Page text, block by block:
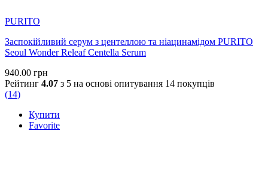
PURITO
Заспокійливий серум з центеллою та ніацинамідом PURITO
Seoul Wonder Releaf Centella Serum
940.00 грн
Рейтинг 4.07 з 5 на основі опитування 14 покупців
(14)
Купити
Favorite